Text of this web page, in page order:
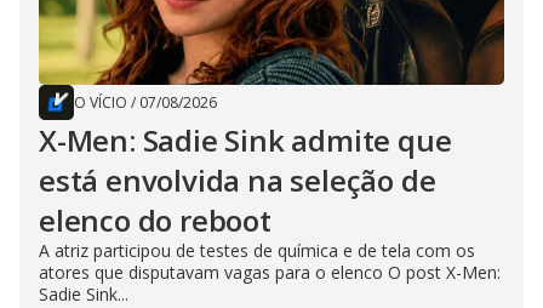
O VÍCIO / 07/08/2026
X-Men: Sadie Sink admite que
está envolvida na seleção de
elenco do reboot
A atriz participou de testes de química e de tela com os
atores que disputavam vagas para o elenco O post X-Men:
Sadie Sink...